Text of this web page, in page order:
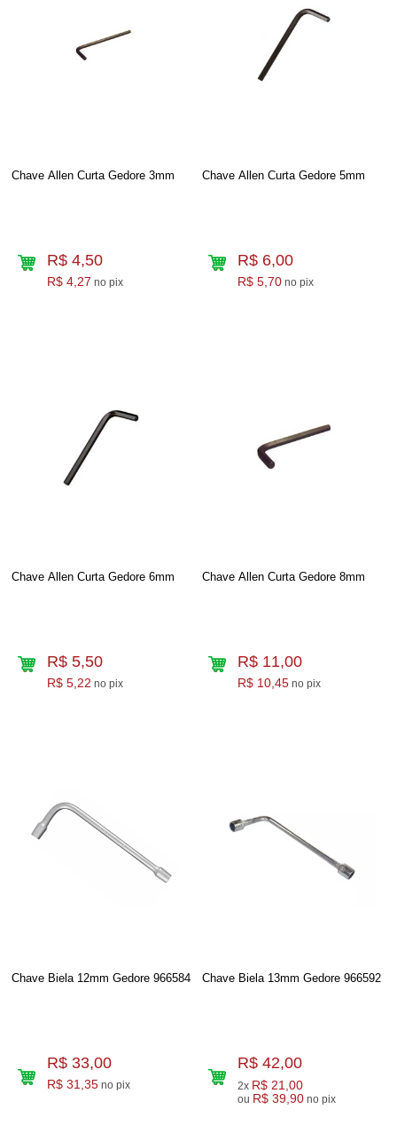
Chave Allen Curta Gedore 3mm
R$ 4,50
R$ 4,27 no pix
Chave Allen Curta Gedore 5mm
R$ 6,00
R$ 5,70 no pix
Chave Allen Curta Gedore 6mm
R$ 5,50
R$ 5,22 no pix
Chave Allen Curta Gedore 8mm
R$ 11,00
R$ 10,45 no pix
Chave Biela 12mm Gedore 966584
R$ 33,00
R$ 31,35 no pix
Chave Biela 13mm Gedore 966592
R$ 42,00
2x R$ 21,00
ou R$ 39,90 no pix